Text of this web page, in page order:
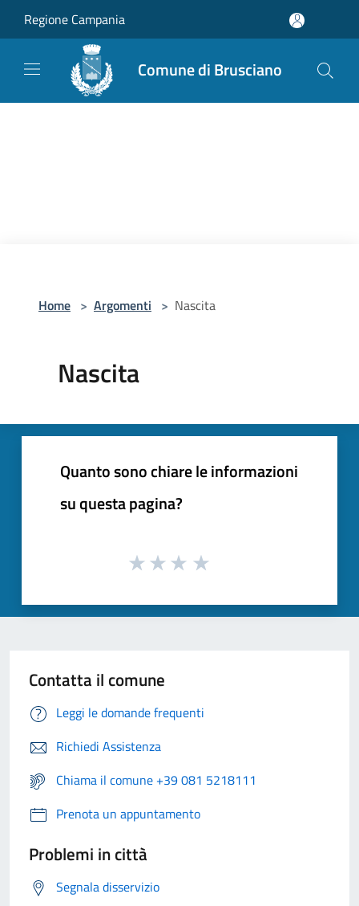
Regione Campania
Comune di Brusciano
Home > Argomenti > Nascita
Nascita
Quanto sono chiare le informazioni
su questa pagina?
Contatta il comune
Leggi le domande frequenti
Richiedi Assistenza
Chiama il comune +39 081 5218111
Prenota un appuntamento
Problemi in città
Segnala disservizio